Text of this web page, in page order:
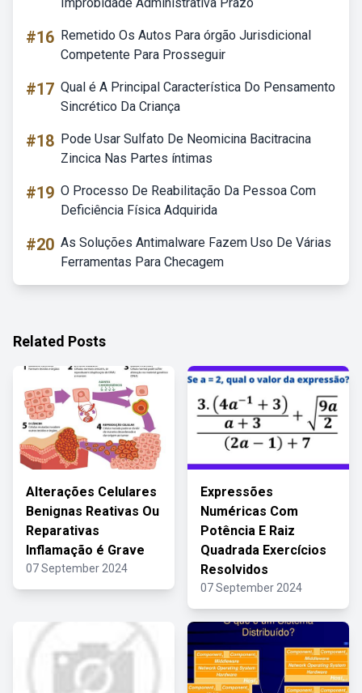
#16 Remetido Os Autos Para órgão Jurisdicional
Competente Para Prosseguir
#17 Qual é A Principal Característica Do Pensamento
Sincrético Da Criança
#18 Pode Usar Sulfato De Neomicina Bacitracina
Zincica Nas Partes íntimas
#19 O Processo De Reabilitação Da Pessoa Com
Deficiência Física Adquirida
#20 As Soluções Antimalware Fazem Uso De Várias
Ferramentas Para Checagem
Related Posts
Alterações Celulares
Benignas Reativas Ou
Reparativas
Inflamação é Grave
07 September 2024
Expressões
Numéricas Com
Potência E Raiz
Quadrada Exercícios
Resolvidos
07 September 2024